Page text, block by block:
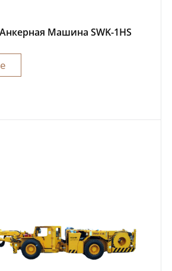
Машина SWK-1HS